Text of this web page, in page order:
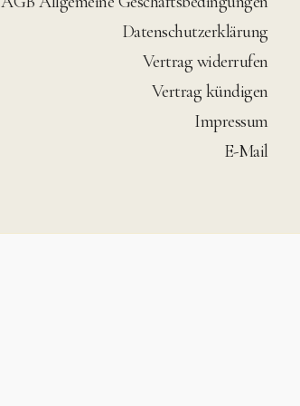
Datenschutzerklärung
Vertrag widerrufen
Vertrag kündigen
Impressum
E-Mail